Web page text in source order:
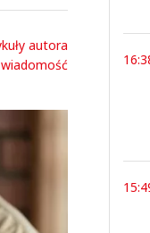
autora